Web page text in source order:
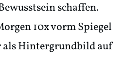
schaffen.
10x vorm Spiegel
als Hintergrundbild auf